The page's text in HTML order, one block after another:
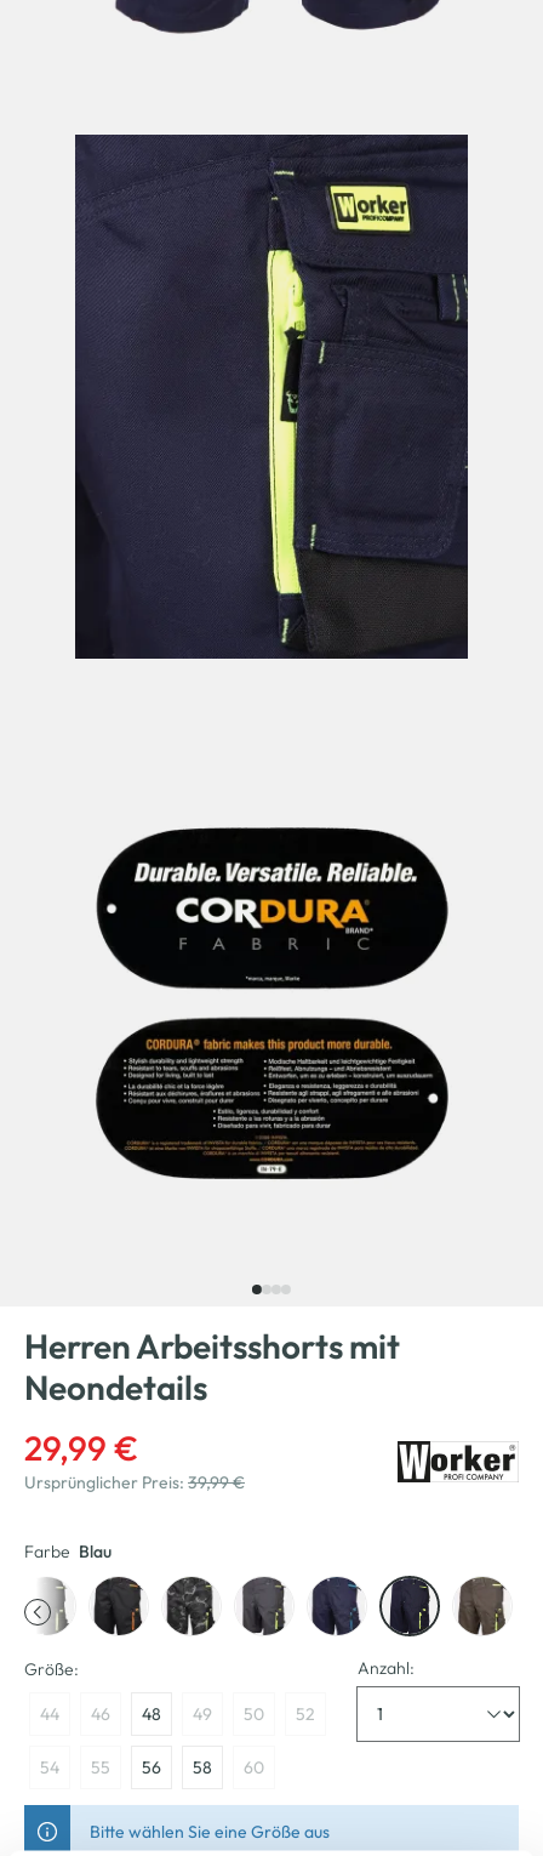
Herren Arbeitsshorts mit
Neondetails
29,99 €
Ursprünglicher Preis: 39,99 €
Farbe Blau
Größe:
44 46 48 49 50 52
54 55 56 58 60
Anzahl:
Bitte wählen Sie eine Größe aus